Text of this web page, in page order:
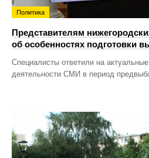
Политика
Представителям
об особенностях подготовки
Специалисты ответили на
деятельности СМИ в период